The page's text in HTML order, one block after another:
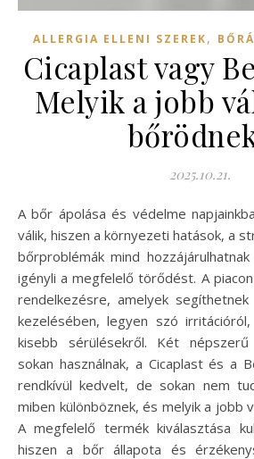
ALLERGIA ELLENI SZEREK,
Cicaplast vagy
Melyik a jobb
2025.10.21.
A bőr ápolása és védelme napjainkban egyre fontosabbá
válik, hiszen a környezeti hatások, a
bőrproblémák mind
igényli a megfelelő törődést. A
rendelkezésre, amelyek
kezelésében, legyen szó
kisebb sérülésekről. Két
sokan használnak, a Cicaplast és a
rendkívül kedvelt, de sokan nem
miben különböznek, és melyik a jobb
A megfelelő termék kiválasztása
hiszen a bőr állapota és